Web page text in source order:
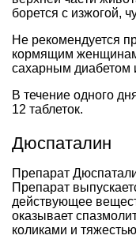
борется с изжогой,
Не рекомендуется
кормящим
сахарным диабетом
В течение одного
12 таблеток.
Дюспаталин
Препарат
Препарат
действующее
оказывает
коликами и